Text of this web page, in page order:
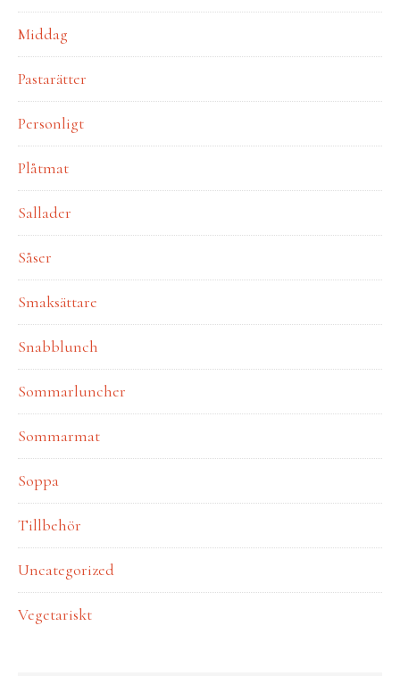
Middag
Pastarätter
Personligt
Plåtmat
Sallader
Såser
Smaksättare
Snabblunch
Sommarluncher
Sommarmat
Soppa
Tillbehör
Uncategorized
Vegetariskt